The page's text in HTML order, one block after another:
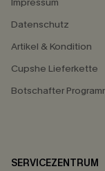
Datenschutz
Artikel & Kondition
Cupshe Lieferkette
Botschafter
SERVICEZENTRUM